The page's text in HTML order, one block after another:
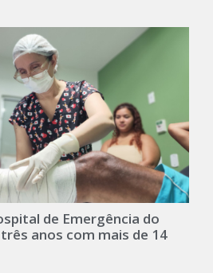
de Emergência do
anos com mais de 14